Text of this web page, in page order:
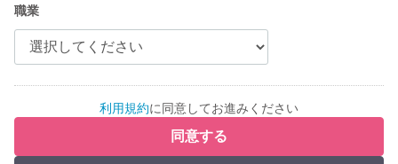
職業
利用規約に同意してお進みください
同意する